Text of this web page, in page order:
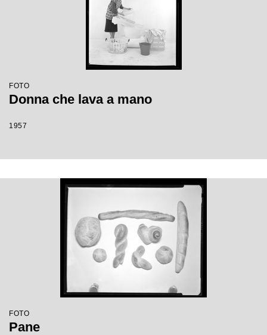
FOTO
Donna che lava a mano
1957
FOTO
Pane